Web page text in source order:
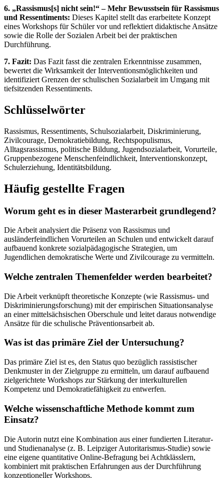
6. „Rassismus[s] nicht sein!“ – Mehr Bewusstsein für Rassismus
und Ressentiments: Dieses Kapitel stellt das erarbeitete Konzept
eines Workshops für Schüler vor und reflektiert didaktische Ansätze
sowie die Rolle der Sozialen Arbeit bei der praktischen
Durchführung.
7. Fazit: Das Fazit fasst die zentralen Erkenntnisse zusammen,
bewertet die Wirksamkeit der Interventionsmöglichkeiten und
identifiziert Grenzen der schulischen Sozialarbeit im Umgang mit
tiefsitzenden Ressentiments.
Schlüsselwörter
Rassismus, Ressentiments, Schulsozialarbeit, Diskriminierung,
Zivilcourage, Demokratiebildung, Rechtspopulismus,
Alltagsrassismus, politische Bildung, Jugendsozialarbeit, Vorurteile,
Gruppenbezogene Menschenfeindlichkeit, Interventionskonzept,
Schulerziehung, Identitätsbildung.
Häufig gestellte Fragen
Worum geht es in dieser Masterarbeit grundlegend?
Die Arbeit analysiert die Präsenz von Rassismus und
ausländerfeindlichen Vorurteilen an Schulen und entwickelt darauf
aufbauend konkrete sozialpädagogische Strategien, um
Jugendlichen demokratische Werte und Zivilcourage zu vermitteln.
Welche zentralen Themenfelder werden bearbeitet?
Die Arbeit verknüpft theoretische Konzepte (wie Rassismus- und
Diskriminierungsforschung) mit der empirischen Situationsanalyse
an einer mittelsächsischen Oberschule und leitet daraus notwendige
Ansätze für die schulische Präventionsarbeit ab.
Was ist das primäre Ziel der Untersuchung?
Das primäre Ziel ist es, den Status quo bezüglich rassistischer
Denkmuster in der Zielgruppe zu ermitteln, um darauf aufbauend
zielgerichtete Workshops zur Stärkung der interkulturellen
Kompetenz und Demokratiefähigkeit zu entwerfen.
Welche wissenschaftliche Methode kommt zum
Einsatz?
Die Autorin nutzt eine Kombination aus einer fundierten Literatur-
und Studienanalyse (z. B. Leipziger Autoritarismus-Studie) sowie
eine eigene quantitative Online-Befragung bei Achtklässlern,
kombiniert mit praktischen Erfahrungen aus der Durchführung
konzeptioneller Workshops.